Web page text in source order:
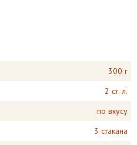
300 г
2 ст. л.
по вкусу
3 стакана